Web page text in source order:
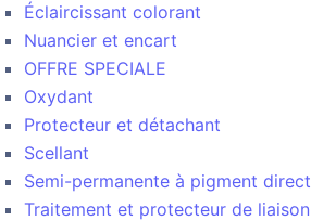
Éclaircissant colorant
Nuancier et encart
OFFRE SPECIALE
Oxydant
Protecteur et détachant
Scellant
Semi-permanente à pigment direct
Traitement et protecteur de liaison